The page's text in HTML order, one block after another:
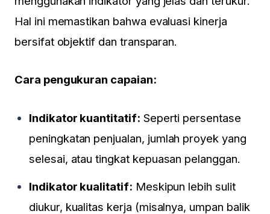
Hal ini memastikan bahwa evaluasi kinerja
bersifat objektif dan transparan.
Cara pengukuran capaian:
Indikator kuantitatif: Seperti persentase
peningkatan penjualan, jumlah proyek yang
selesai, atau tingkat kepuasan pelanggan.
Indikator kualitatif: Meskipun lebih sulit
diukur, kualitas kerja (misalnya, umpan balik